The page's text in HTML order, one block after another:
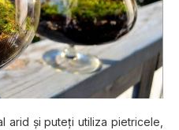
arid șі рutеțі utiliza ріеtrісеlе,